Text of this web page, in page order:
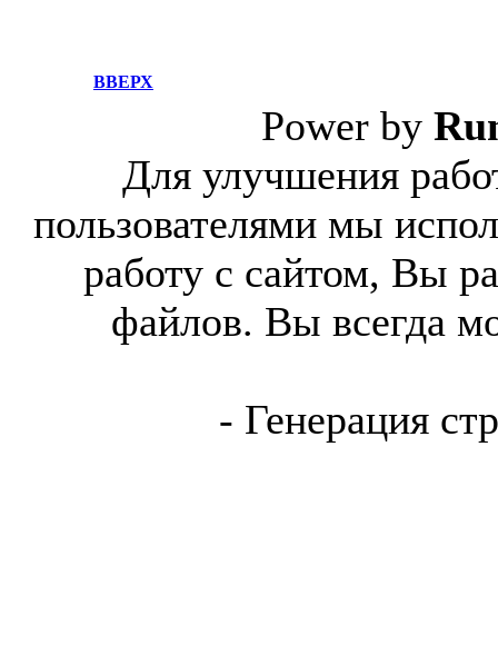
ВВЕРХ
Power by
Для улучшения
пользователями мы
работу с сайтом, Вы
файлов. Вы всегда
- Генерация